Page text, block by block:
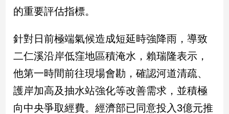
焦
觀
點
兩
岸/
的重要評估指標。
針對日前極端氣候造成短延時強降雨，導致
二仁溪沿岸低窪地區積淹水，賴瑞隆表示，
他第一時間前往現場會勘，確認河道清疏、
護岸加高及抽水站強化等改善需求，並積極
向中央爭取經費。經濟部已同意投入3億元推